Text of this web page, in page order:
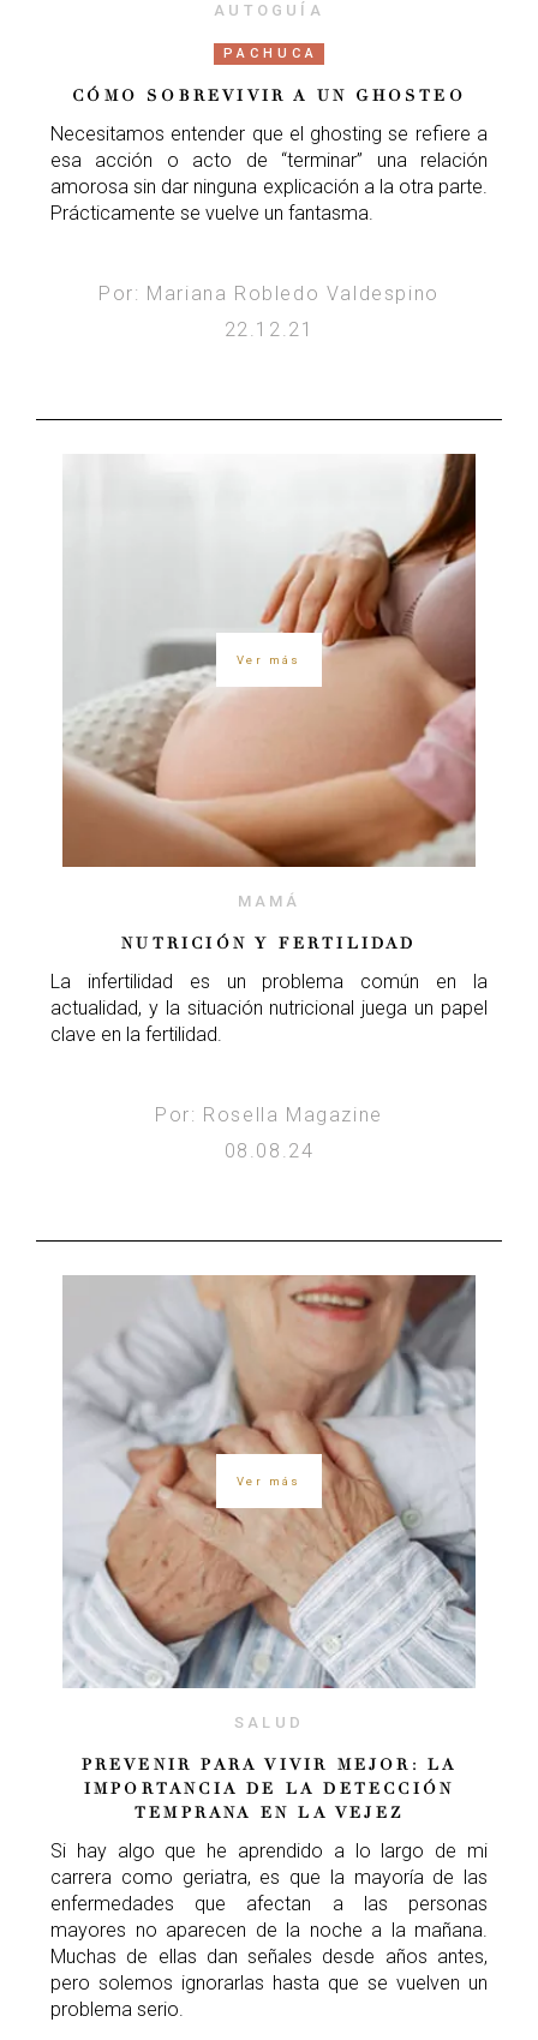
AUTOGUÍA
PACHUCA
CÓMO SOBREVIVIR A UN GHOSTEO
Necesitamos entender que el ghosting se refiere a
esa acción o acto de “terminar” una relación
amorosa sin dar ninguna explicación a la otra parte.
Prácticamente se vuelve un fantasma.
Por: Mariana Robledo Valdespino
22.12.21
Ver más
MAMÁ
NUTRICIÓN Y FERTILIDAD
La infertilidad es un problema común en la
actualidad, y la situación nutricional juega un papel
clave en la fertilidad.
Por: Rosella Magazine
08.08.24
Ver más
SALUD
PREVENIR PARA VIVIR MEJOR: LA
IMPORTANCIA DE LA DETECCIÓN
TEMPRANA EN LA VEJEZ
Si hay algo que he aprendido a lo largo de mi
carrera como geriatra, es que la mayoría de las
enfermedades que afectan a las personas
mayores no aparecen de la noche a la mañana.
Muchas de ellas dan señales desde años antes,
pero solemos ignorarlas hasta que se vuelven un
problema serio.